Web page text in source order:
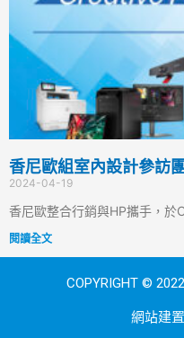
香尼歐組室內設計參訪
2024-04-19
香尼歐整合行銷與HP攜手，於
閱讀全文
COPYRIGHT ©
網站建